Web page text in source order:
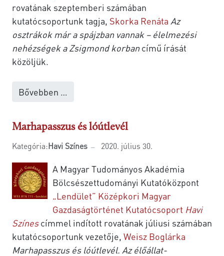
rovatának szeptemberi számában
kutatócsoportunk tagja, Skorka Renáta Az
osztrákok már a spájzban vannak – élelmezési
nehézségek a Zsigmond korban című írását
közöljük.
Bővebben …
Marhapasszus és lóútlevél
Kategória:Havi Színes 2020. július 30.
A Magyar Tudományos Akadémia
Bölcsészettudományi Kutatóközpont
„Lendület” Középkori Magyar
Gazdaságtörténet Kutatócsoport Havi
Színescímmel indított rovatának júliusi számában
kutatócsoportunk vezetője, Weisz Boglárka
Marhapasszus és lóútlevél. Az élőállat-